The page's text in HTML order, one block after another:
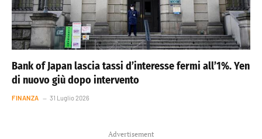
Bank of Japan lascia tassi d’interesse fermi all’1%. Yen
di nuovo giù dopo intervento
FINANZA 31 Luglio 2026
Advertisement